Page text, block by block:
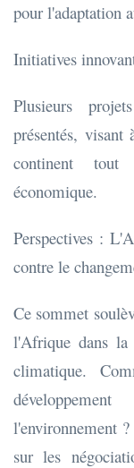
pour l'adaptation
Initiatives
Plusieurs
présentés,
continent tout
économique.
Perspectives :
contre le
Ce sommet
l'Afrique dans la
climatique.
l'environnement
sur les